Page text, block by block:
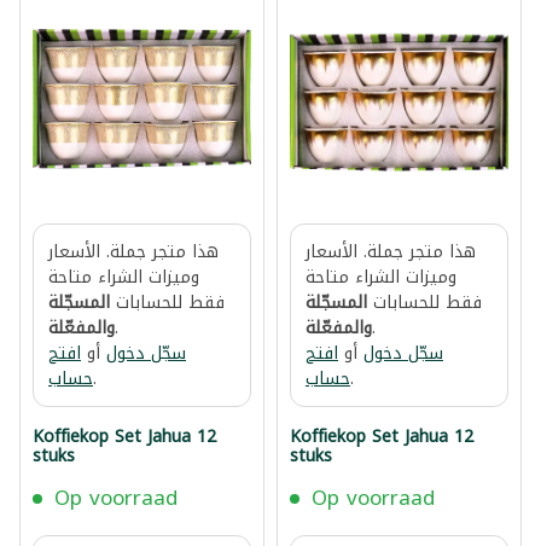
هذا متجر جملة. الأسعار
وميزات الشراء متاحة
فقط للحساباتالمسجّلة
والمفعّلة.
سجّل دخولأوافتح
حساب.
Koffiekop Set Jahua 12
stuks
Op voorraad
هذا متجر جملة. الأسعار
وميزات الشراء متاحة
فقط للحساباتالمسجّلة
والمفعّلة.
سجّل دخولأوافتح
حساب.
Koffiekop Set Jahua 12
stuks
Op voorraad